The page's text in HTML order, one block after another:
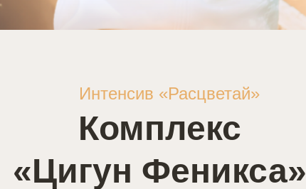
Интенсив «Расцветай»
Комплекс
«Цигун Феникса»